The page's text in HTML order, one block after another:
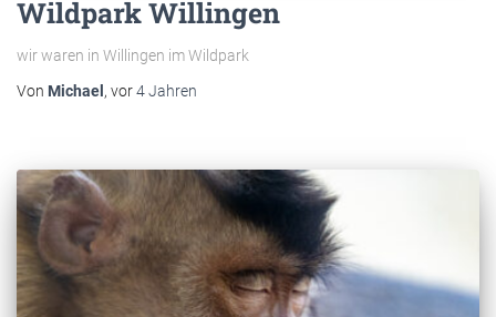
Wildpark Willingen
wir waren in Willingen im Wildpark
Von Michael , vor4 Jahren